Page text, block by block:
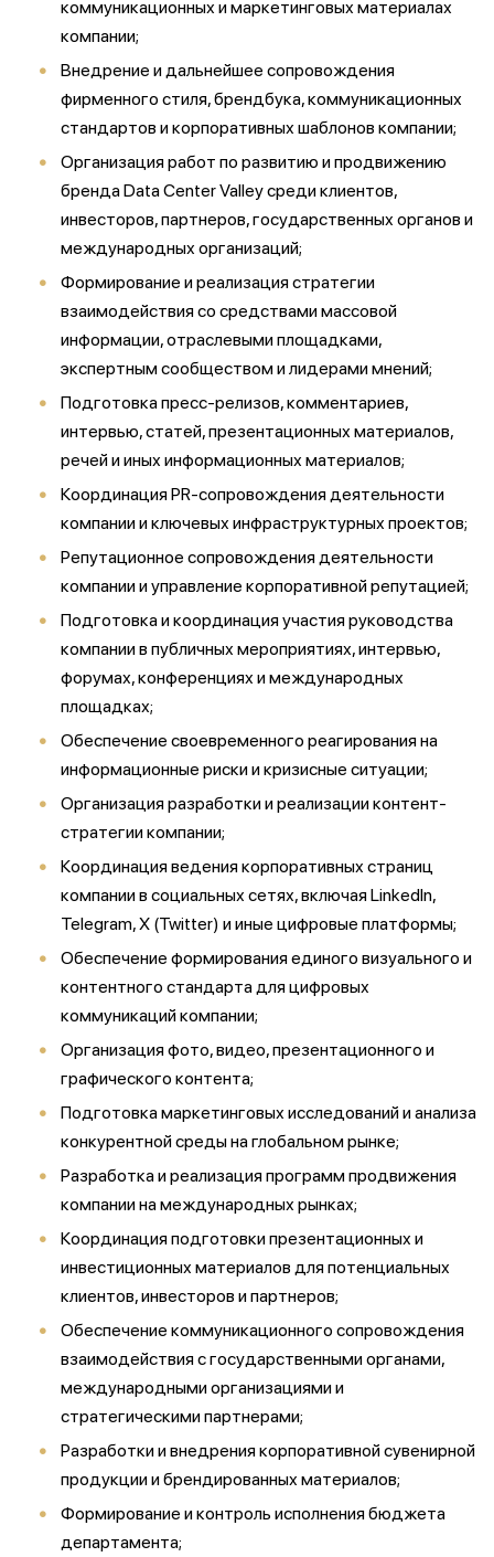
коммуникационных и маркетинговых материалах
компании;
Внедрение и дальнейшее сопровождения
фирменного стиля, брендбука, коммуникационных
стандартов и корпоративных шаблонов компании;
Организация работ по развитию и продвижению
бренда Data Center Valley среди клиентов,
инвесторов, партнеров, государственных органов и
международных организаций;
Формирование и реализация стратегии
взаимодействия со средствами массовой
информации, отраслевыми площадками,
экспертным сообществом и лидерами мнений;
Подготовка пресс-релизов, комментариев,
интервью, статей, презентационных материалов,
речей и иных информационных материалов;
Координация PR-сопровождения деятельности
компании и ключевых инфраструктурных проектов;
Репутационное сопровождения деятельности
компании и управление корпоративной репутацией;
Подготовка и координация участия руководства
компании в публичных мероприятиях, интервью,
форумах, конференциях и международных
площадках;
Обеспечение своевременного реагирования на
информационные риски и кризисные ситуации;
Организация разработки и реализации контент-
стратегии компании;
Координация ведения корпоративных страниц
компании в социальных сетях, включая LinkedIn,
Telegram, X (Twitter) и иные цифровые платформы;
Обеспечение формирования единого визуального и
контентного стандарта для цифровых
коммуникаций компании;
Организация фото, видео, презентационного и
графического контента;
Подготовка маркетинговых исследований и анализа
конкурентной среды на глобальном рынке;
Разработка и реализация программ продвижения
компании на международных рынках;
Координация подготовки презентационных и
инвестиционных материалов для потенциальных
клиентов, инвесторов и партнеров;
Обеспечение коммуникационного сопровождения
взаимодействия с государственными органами,
международными организациями и
стратегическими партнерами;
Разработки и внедрения корпоративной сувенирной
продукции и брендированных материалов;
Формирование и контроль исполнения бюджета
департамента;